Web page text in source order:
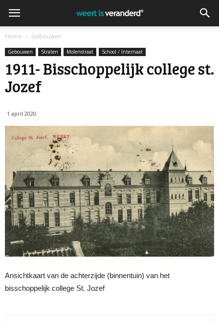
Home Gebouwen
Gebouwen Straten Molenstraat School / Internaat
1911- Bisschoppelijk college st.
Jozef
1 april 2020
Ansichtkaart van de achterzijde (binnentuin) van het
bisschoppelijk college St. Jozef